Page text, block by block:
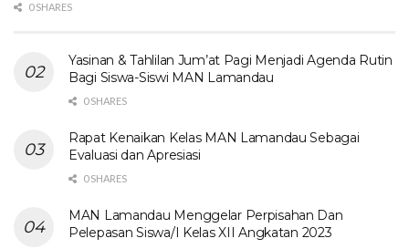
0 SHARES
Yasinan & Tahlilan Jum’at Pagi Menjadi Agenda Rutin
Bagi Siswa-Siswi MAN Lamandau
0 SHARES
Rapat Kenaikan Kelas MAN Lamandau Sebagai
Evaluasi dan Apresiasi
0 SHARES
MAN Lamandau Menggelar Perpisahan Dan
Pelepasan Siswa/I Kelas XII Angkatan 2023